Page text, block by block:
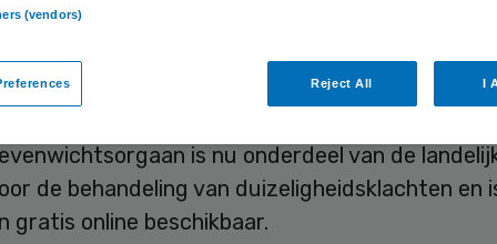
met langdurige duizeligheid krijgen nog te vaak
medicatie voorgeschreven door de huisarts,
UMC. De organisatie ontwikkelde een
is nu onderdeel van de
de behandeling van duizeligheidsklachten en
gratis online beschikbaar.
(vendors)
Reject All I